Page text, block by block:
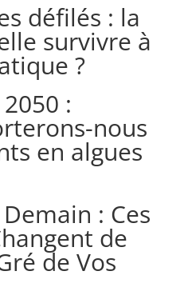
défilés : la
survivre à
?
:
nous
en algues
: Ces
de
de Vos